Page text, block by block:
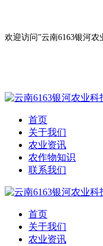
欢迎访问”云南6163银河农
首页
关于我们
农业资讯
农作物知识
联系我们
首页
关于我们
农业资讯